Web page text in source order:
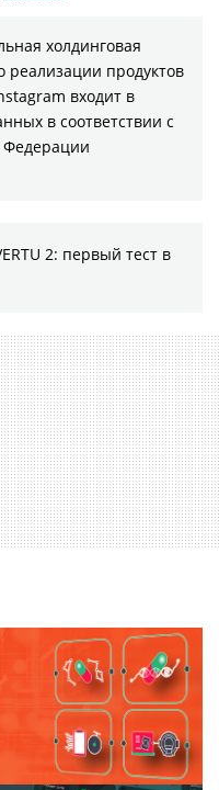
холдинговая
продуктов
входит в
в соответствии с
Федерации
2: первый тест в